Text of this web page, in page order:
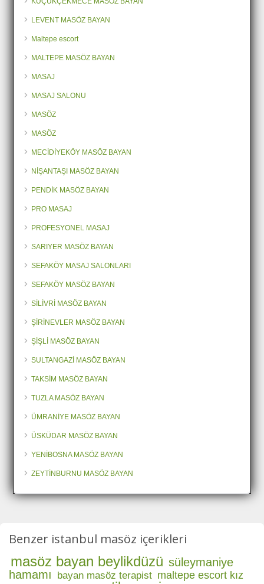
LEVENT MASÖZ BAYAN
Maltepe escort
MALTEPE MASÖZ BAYAN
MASAJ
MASAJ SALONU
MASÖZ
MASÖZ
MECİDİYEKÖY MASÖZ BAYAN
NİŞANTAŞI MASÖZ BAYAN
PENDİK MASÖZ BAYAN
PRO MASAJ
PROFESYONEL MASAJ
SARIYER MASÖZ BAYAN
SEFAKÖY MASAJ SALONLARI
SEFAKÖY MASÖZ BAYAN
SİLİVRİ MASÖZ BAYAN
ŞİRİNEVLER MASÖZ BAYAN
ŞİŞLİ MASÖZ BAYAN
SULTANGAZİ MASÖZ BAYAN
TAKSİM MASÖZ BAYAN
TUZLA MASÖZ BAYAN
ÜMRANİYE MASÖZ BAYAN
ÜSKÜDAR MASÖZ BAYAN
YENİBOSNA MASÖZ BAYAN
ZEYTİNBURNU MASÖZ BAYAN
Benzer istanbul masöz içerikleri
masöz bayan beylikdüzü süleymaniye
hamamı
bayan masöz terapist maltepe escort kız